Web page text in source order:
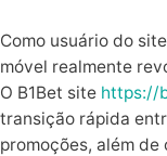
Como usuário do
móvel realmente
O B1Bet site https://
transição rápida
promoções, além